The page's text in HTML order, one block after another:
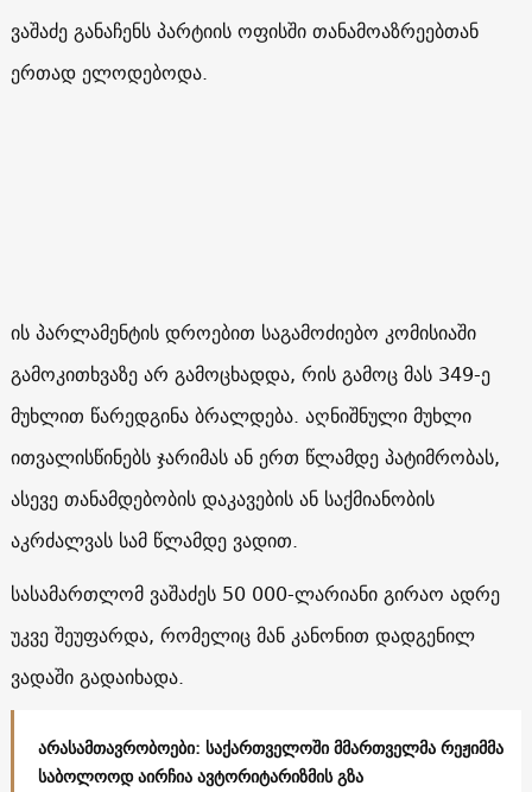
ვაშაძე განაჩენს პარტიის ოფისში თანამოაზრეებთან
ერთად ელოდებოდა.
ის პარლამენტის დროებით საგამოძიებო კომისიაში
გამოკითხვაზე არ გამოცხადდა, რის გამოც მას 349-ე
მუხლით წარედგინა ბრალდება. აღნიშნული მუხლი
ითვალისწინებს ჯარიმას ან ერთ წლამდე პატიმრობას,
ასევე თანამდებობის დაკავების ან საქმიანობის
აკრძალვას სამ წლამდე ვადით.
სასამართლომ ვაშაძეს 50 000-ლარიანი გირაო ადრე
უკვე შეუფარდა, რომელიც მან კანონით დადგენილ
ვადაში გადაიხადა.
არასამთავრობოები: საქართველოში მმართველმა რეჟიმმა
საბოლოოდ აირჩია ავტორიტარიზმის გზა